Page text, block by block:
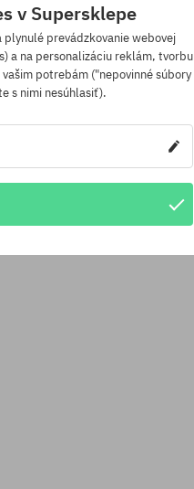
v Supersklepe
plynulé prevádzkovanie webovej
a na personalizáciu reklám, tvorbu
potrebám ("nepovinné súbory
s nimi nesúhlasiť).